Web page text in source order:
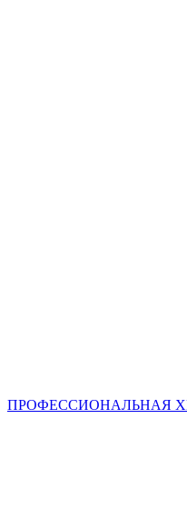
ПРОФЕССИОНАЛЬНАЯ